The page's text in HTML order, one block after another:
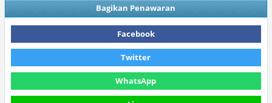
Bagikan Penawaran
Facebook
Twitter
WhatsApp